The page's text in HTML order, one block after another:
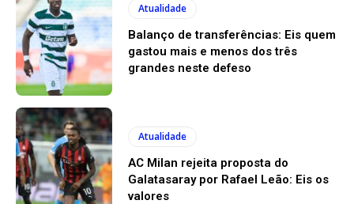
Atualidade
Balanço de transferências: Eis quem
gastou mais e menos dos três
grandes neste defeso
Atualidade
AC Milan rejeita proposta do
Galatasaray por Rafael Leão: Eis os
valores